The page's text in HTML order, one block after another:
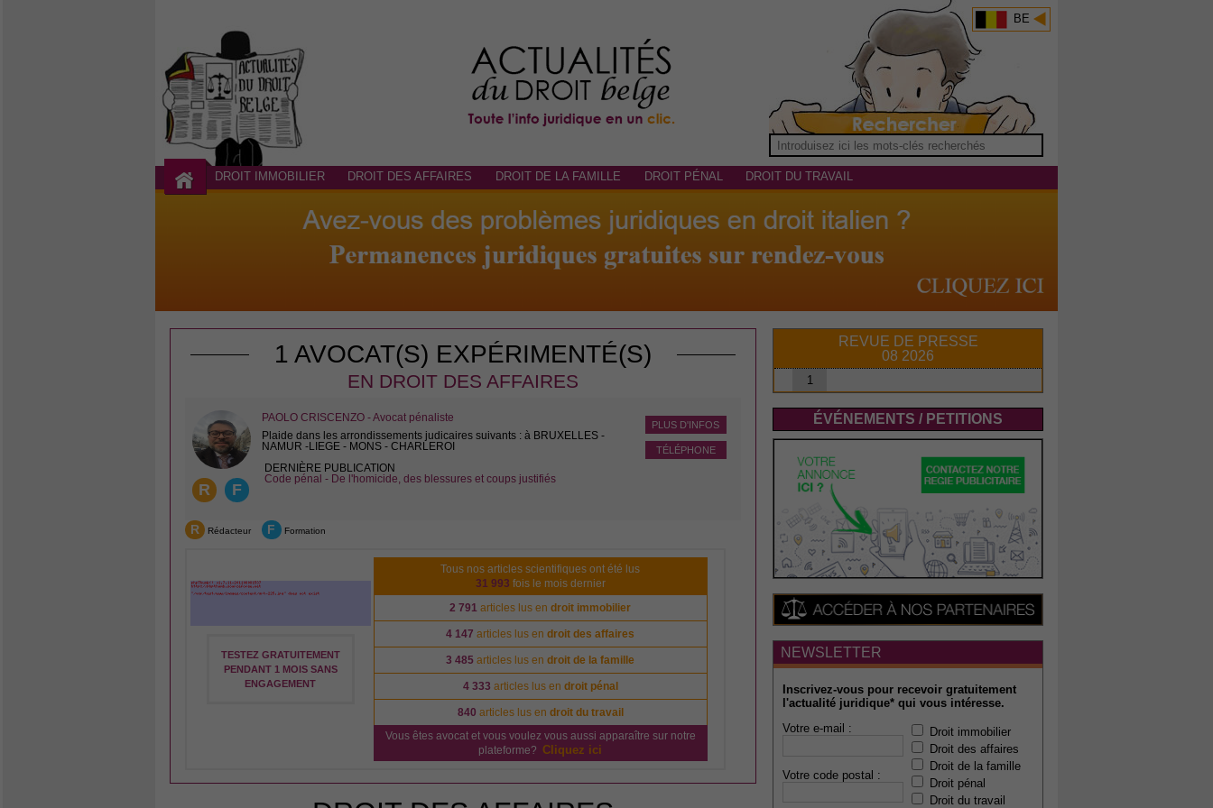
BE
DROIT IMMOBILIER DROIT DES AFFAIRES DROIT DE LA FAMILLE DROIT PÉNAL DROIT DU TRAVAIL
1 AVOCAT(S) EXPÉRIMENTÉ(S)
EN DROIT DES AFFAIRES
R F
PLUS D'INFOS
TÉLÉPHONE
PAOLO CRISCENZO - Avocat pénaliste
Plaide dans les arrondissements judicaires suivants : à BRUXELLES -
NAMUR -LIEGE - MONS - CHARLEROI
DERNIÈRE PUBLICATION
Code pénal - De l'homicide, des blessures et coups justifiés
R Rédacteur F Formation
TESTEZ GRATUITEMENT
PENDANT 1 MOIS SANS
ENGAGEMENT
Tous nos articles scientifiques ont été lus
31 993 fois le mois dernier
2 791 articles lus endroit immobilier
4 147 articles lus endroit des affaires
3 485 articles lus endroit de la famille
4 333 articles lus en droit pénal
840 articles lus en droit du travail
Vous êtes avocat et vous voulez vous aussi apparaître sur notre
plateforme? Cliquez ici
REVUE DE PRESSE
08 2026
1
ÉVÉNEMENTS / PETITIONS
NEWSLETTER
Inscrivez-vous pour recevoir gratuitement
l'actualité juridique* qui vous intéresse.
Votre e-mail :
Votre code postal :
Droit immobilier
Droit des affaires
Droit de la famille
Droit pénal
Droit du travail